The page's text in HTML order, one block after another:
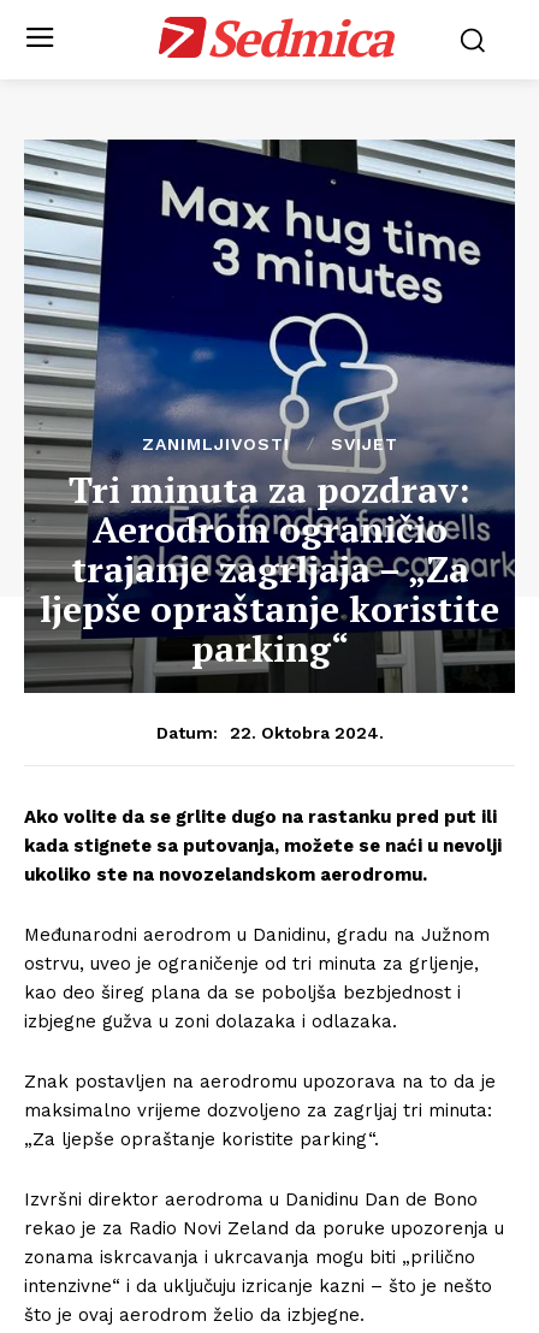
Sedmica
ZANIMLJIVOSTI SVIJET
Tri minuta za pozdrav:
Aerodrom ograničio
trajanje zagrljaja – „Za
ljepše opraštanje koristite
parking“
Datum: 22. Oktobra 2024.
Ako volite da se grlite dugo na rastanku pred put ili
kada stignete sa putovanja, možete se naći u nevolji
ukoliko ste na novozelandskom aerodromu.
Međunarodni aerodrom u Danidinu, gradu na Južnom
ostrvu, uveo je ograničenje od tri minuta za grljenje,
kao deo šireg plana da se poboljša bezbjednost i
izbjegne gužva u zoni dolazaka i odlazaka.
Znak postavljen na aerodromu upozorava na to da je
maksimalno vrijeme dozvoljeno za zagrljaj tri minuta:
„Za ljepše opraštanje koristite parking“.
Izvršni direktor aerodroma u Danidinu Dan de Bono
rekao je za Radio Novi Zeland da poruke upozorenja u
zonama iskrcavanja i ukrcavanja mogu biti „prilično
intenzivne“ i da uključuju izricanje kazni – što je nešto
što je ovaj aerodrom želio da izbjegne.